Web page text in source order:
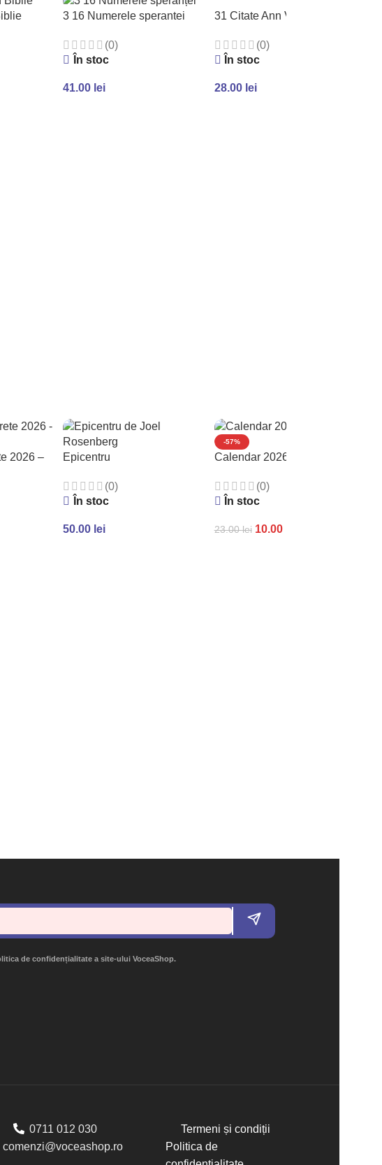
3 16 Numerele sperantei
(0)
În stoc
41.00 lei
31 Citate Ann Voskamp
(0)
În stoc
28.00 lei
2026 –
Epicentru
(0)
În stoc
50.00 lei
-57%
Calendar 2026 de perete
(0)
În stoc
23.00lei 10.00
de confidențialitate a site-ului VoceaShop.
0711 012 030
comenzi@voceashop.ro
Termeni și condiții
Politica de